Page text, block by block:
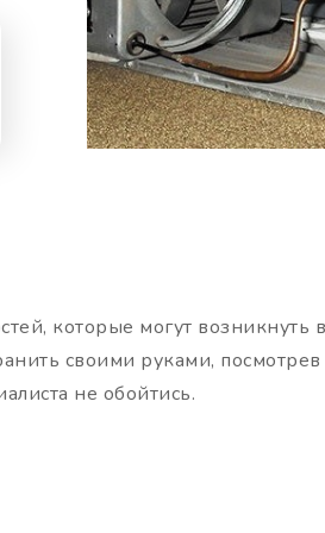
которые могут
своими руками,
не обойтись.